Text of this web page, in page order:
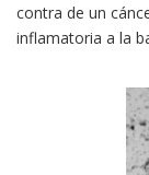
contra de un
inflamatoria a la